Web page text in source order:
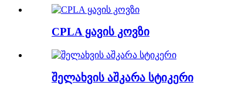
CPLA ყავის კოვზი
შელახვის აშკარა სტიკერი